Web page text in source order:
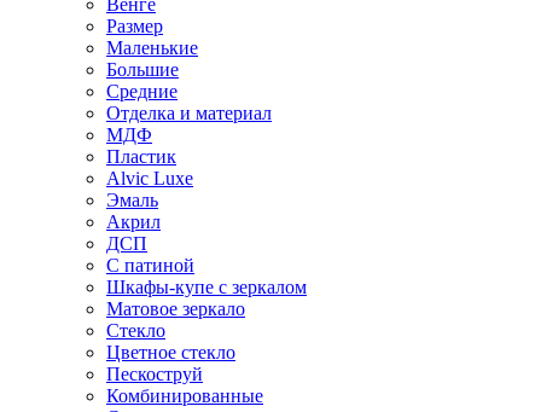
Венге
Размер
Маленькие
Большие
Средние
Отделка и материал
МДФ
Пластик
Alvic Luxe
Эмаль
Акрил
ДСП
С патиной
Шкафы-купе с зеркалом
Матовое зеркало
Стекло
Цветное стекло
Пескоструй
Комбинированные